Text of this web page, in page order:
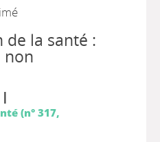
de la santé :
non
|
(n° 317,